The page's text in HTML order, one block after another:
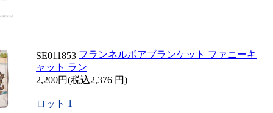
SE011853 フランネルボアブランケット ファニーキ
ャット ラン
2,200円(税込2,376 円)
ロット 1